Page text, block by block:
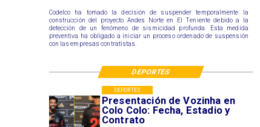
Presentación de Vozinha en
Colo Colo: Fecha, Estadio y
Contrato
DEPORTES
Codelco ha tomado la decisión de suspender temporalmente la
construcción del proyecto Andes Norte en El Teniente debido a la
detección de un fenómeno de sismicidad profunda. Esta medida
preventiva ha obligado a iniciar un proceso ordenado de suspensión
con las empresas contratistas.
DEPORTES